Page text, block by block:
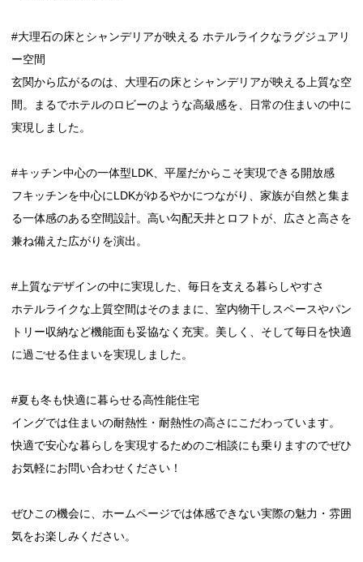
#大理石の床とシャンデリアが映える ホテルライクなラグジュアリ
ー空間
玄関から広がるのは、大理石の床とシャンデリアが映える上質な空
間。まるでホテルのロビーのような高級感を、日常の住まいの中に
実現しました。
#キッチン中心の一体型LDK、平屋だからこそ実現できる開放感
フキッチンを中心にLDKがゆるやかにつながり、家族が自然と集ま
る一体感のある空間設計。高い勾配天井とロフトが、広さと高さを
兼ね備えた広がりを演出。
#上質なデザインの中に実現した、毎日を支える暮らしやすさ
ホテルライクな上質空間はそのままに、室内物干しスペースやパン
トリー収納など機能面も妥協なく充実。美しく、そして毎日を快適
に過ごせる住まいを実現しました。
#夏も冬も快適に暮らせる高性能住宅
イングでは住まいの耐熱性・耐熱性の高さにこだわっています。
快適で安心な暮らしを実現するためのご相談にも乗りますのでぜひ
お気軽にお問い合わせください！
ぜひこの機会に、ホームページでは体感できない実際の魅力・雰囲
気をお楽しみください。